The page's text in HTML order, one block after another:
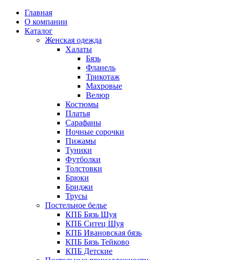
Главная
О компании
Каталог
Женская одежда
Халаты
Бязь
Фланель
Трикотаж
Махровые
Велюр
Костюмы
Платья
Сарафаны
Ночные сорочки
Пижамы
Туники
Футболки
Толстовки
Брюки
Бриджи
Трусы
Постельное белье
КПБ Бязь Шуя
КПБ Ситец Шуя
КПБ Ивановская бязь
КПБ Бязь Тейково
КПБ Детские